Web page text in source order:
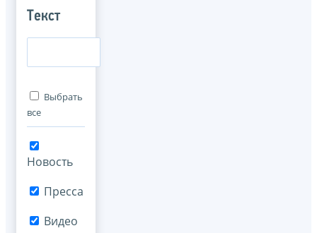
Текст
Выбрать
все
Новость
Пресса
Видео